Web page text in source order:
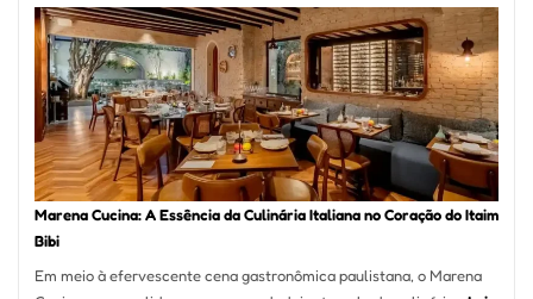
Como
Escolher
o
Forno
Ideal
para
sua
Pizzaria
Marena Cucina: A Essência da Culinária Italiana no Coração do Itaim
Bibi
Em meio à efervescente cena gastronômica paulistana, o Marena